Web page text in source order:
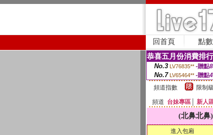
回首頁 點
恭喜五月份消費排
No.3 LV76835** -贈點
No.7 LV65464** -贈點
頻道指數
限制
頻道 台妹專區 新人
(北鼻北鼻)
進入包廂